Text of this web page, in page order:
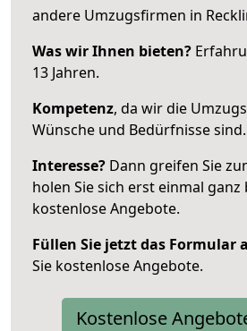
andere Umzugsfirmen in
Was wir Ihnen bieten?
13 Jahren.
Kompetenz, da wir die
Wünsche und Bedürfnisse sind.
Interesse? Dann greifen Sie
holen Sie sich erst einmal ganz
kostenlose Angebote.
Füllen Sie jetzt das Formular
Sie kostenlose Angebote.
Kostenlose